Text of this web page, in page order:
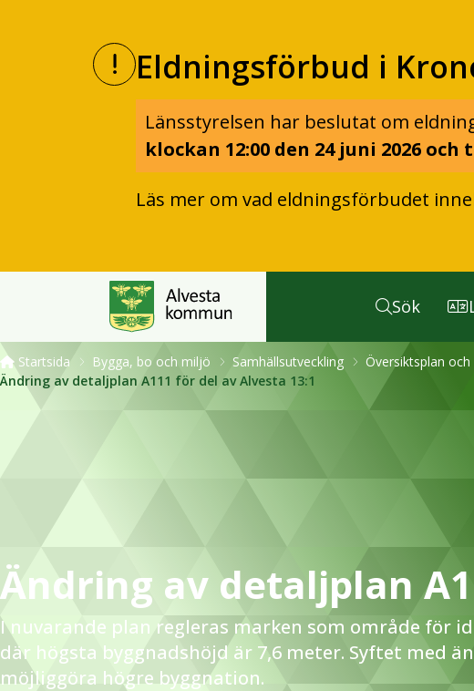
Eldningsförbud i
Länsstyrelsen har beslutat om
klockan 12:00 den 24 juni 2026
Läs mer om vad eldningsförbudet
Sök
Startsida Bygga, bo och miljö Samhällsutveckling Översiktsplan
Ändring av detaljplan A111 för del av Alvesta 13:1
Ändring av detaljplan
I nuvarande plan regleras marken som område för
där högsta byggnadshöjd är 7,6 meter. Syftet med
möjliggöra högre byggnation.